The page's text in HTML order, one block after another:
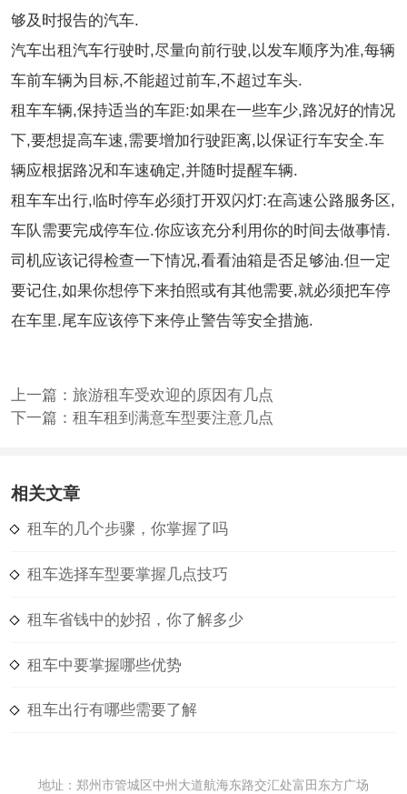
够及时报告的汽车.
汽车出租汽车行驶时,尽量向前行驶,以发车顺序为准,每辆
车前车辆为目标,不能超过前车,不超过车头.
租车车辆,保持适当的车距:如果在一些车少,路况好的情况
下,要想提高车速,需要增加行驶距离,以保证行车安全.车
辆应根据路况和车速确定,并随时提醒车辆.
租车车出行,临时停车必须打开双闪灯:在高速公路服务区,
车队需要完成停车位.你应该充分利用你的时间去做事情.
司机应该记得检查一下情况,看看油箱是否足够油.但一定
要记住,如果你想停下来拍照或有其他需要,就必须把车停
在车里.尾车应该停下来停止警告等安全措施.
上一篇： 旅游租车受欢迎的原因有几点
下一篇： 租车租到满意车型要注意几点
相关文章
租车的几个步骤，你掌握了吗
租车选择车型要掌握几点技巧
租车省钱中的妙招，你了解多少
租车中要掌握哪些优势
租车出行有哪些需要了解
地址：郑州市管城区中州大道航海东路交汇处富田东方广场